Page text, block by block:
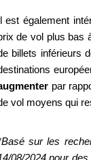
Il est également
devol plus bas
billets inférieurs
par
vol moyens qui
sur les
08/2024 pour